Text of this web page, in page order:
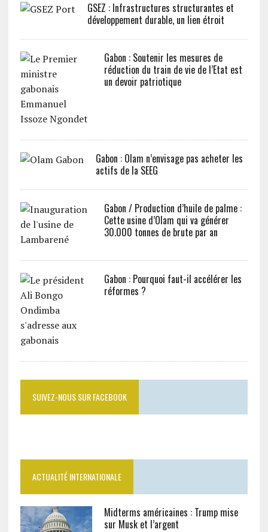
GSEZ : Infrastructures structurantes et
développement durable, un lien étroit
Gabon : Soutenir les mesures de
réduction du train de vie de l’Etat est
un devoir patriotique
Gabon : Olam n’envisage pas acheter les
actifs de la SEEG
Gabon / Production d’huile de palme :
Cette usine d’Olam qui va générer
30.000 tonnes de brute par an
Gabon : Pourquoi faut-il accélérer les
réformes ?
SUIVEZ-NOUS SUR FACEBOOK
ACTUALITÉ INTERNATIONALE
Midterms américaines : Trump mise
sur Musk et l’argent